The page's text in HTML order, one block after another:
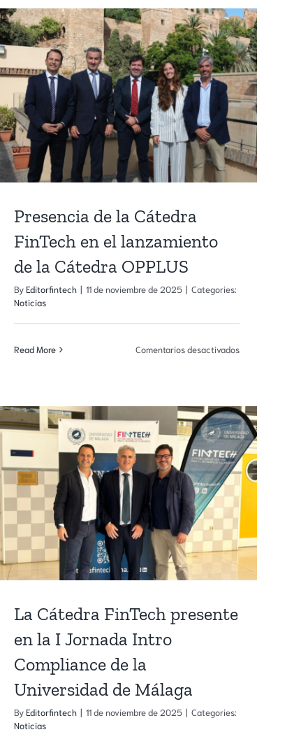
de
la
Universidad
de
Málaga
inicia
una
nueva
etapa
de
colaboración
Presencia de la Cátedra
FinTech en el lanzamiento
de la Cátedra OPPLUS
ByEditorfintech | 11 de noviembre de 2025 | Categories:
Noticias
Read More Comentarios desactivadosen
Cátedra
FinTech
en
el
lanzamiento
de
la
Cátedra
OPPLUS
La Cátedra FinTech presente
en la I Jornada Intro
Compliance de la
Universidad de Málaga
ByEditorfintech | 11 de noviembre de 2025 | Categories:
Noticias